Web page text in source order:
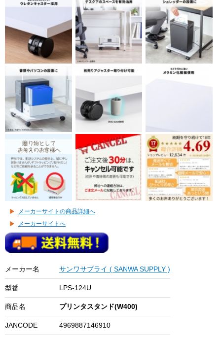
メーカーサイトの商品詳細へ
メーカーサイトへ
メーカー名 サンワサプライ ( SANWA SUPPLY )
型番 LPS-124U
商品名 プリンタスタンド(W400)
JANCODE 4969887146910